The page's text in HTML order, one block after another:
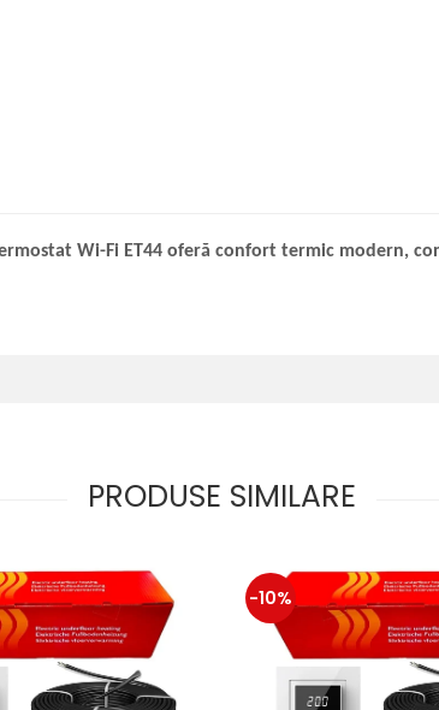
Wi-Fi ET44 oferă confort termic modern,
PRODUSE SIMILARE
-10%